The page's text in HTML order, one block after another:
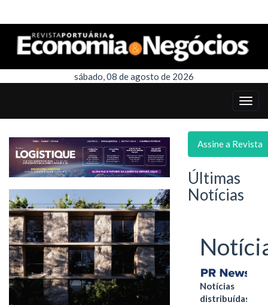
sábado, 08 de agosto de 2026
Assine a Revista
Últimas
Notícias
Notícias
distribuídas